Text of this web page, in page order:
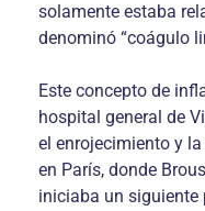
solamente estaba
denominó “coágulo
Este concepto de
hospital general de
el enrojecimiento y
en París, donde
iniciaba un siguiente